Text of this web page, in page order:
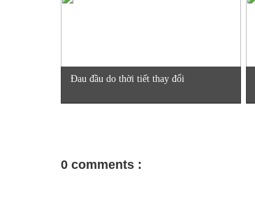
Đau đầu do thời tiết thay đổi
0 comments :